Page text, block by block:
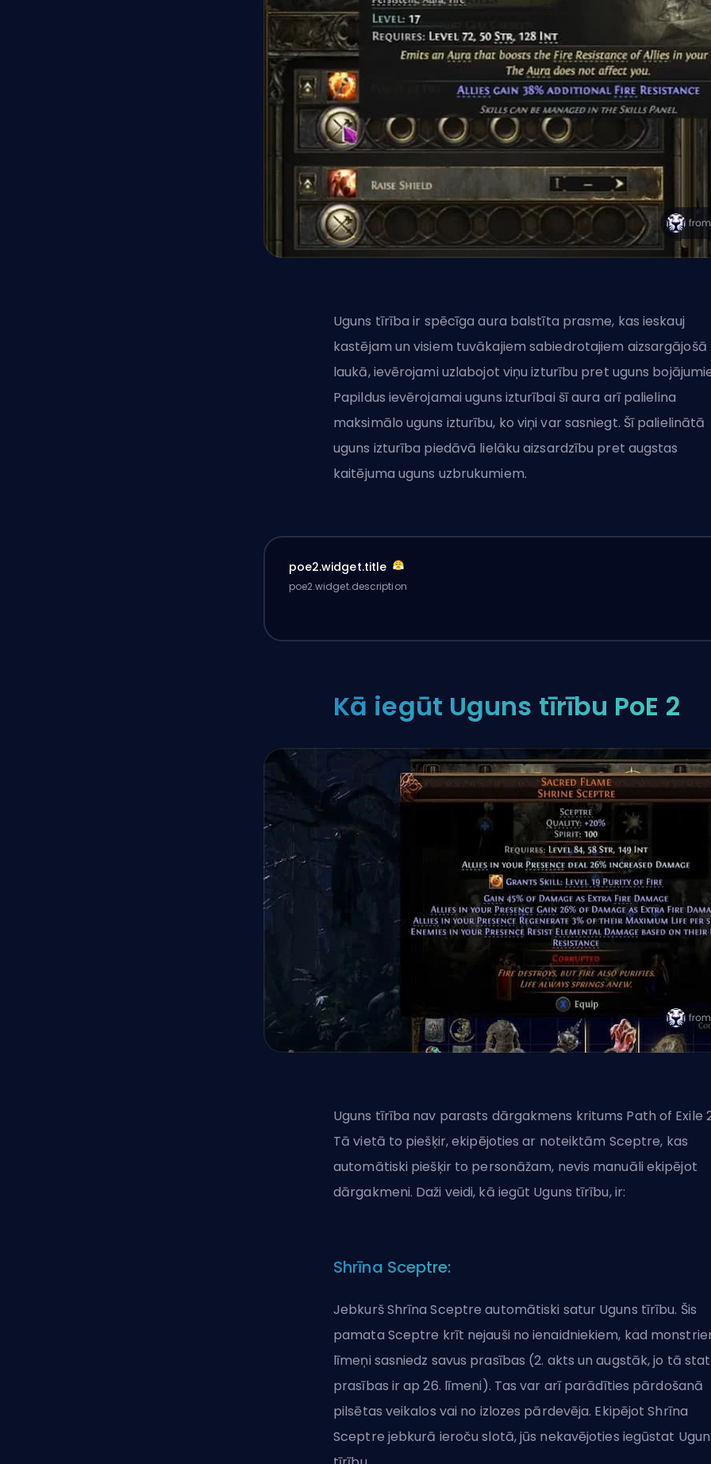
Uguns tīrība ir spēcīga aura balstīta prasme, kas ieskauj
kastējam un visiem tuvākajiem sabiedrotajiem aizsargājošā
laukā, ievērojami uzlabojot viņu izturību pret uguns
Papildus ievērojamai uguns izturībai šī aura arī palielina
maksimālo uguns izturību, ko viņi var sasniegt. Šī palielinātā
uguns izturība piedāvā lielāku aizsardzību pret augstas
kaitējuma uguns uzbrukumiem.
poe2.widget.title
poe2.widget.description
Kā iegūt Uguns tīrību PoE 2
Uguns tīrība nav parasts dārgakmens kritums Path of Exile
Tā vietā to piešķir, ekipējoties ar noteiktām Sceptre, kas
automātiski piešķir to personāžam, nevis manuāli ekipējot
dārgakmeni. Daži veidi, kā iegūt Uguns tīrību, ir:
Shrīna Sceptre:
Jebkurš Shrīna Sceptre automātiski satur Uguns tīrību. Šis
pamata Sceptre krīt nejauši no ienaidniekiem, kad
līmeņi sasniedz savus prasības (2. akts un augstāk, jo tā stat
prasības ir ap 26. līmeni). Tas var arī parādīties pārdošanā
pilsētas veikalos vai no izlozes pārdevēja. Ekipējot Shrīna
Sceptre jebkurā ieroču slotā, jūs nekavējoties iegūstat